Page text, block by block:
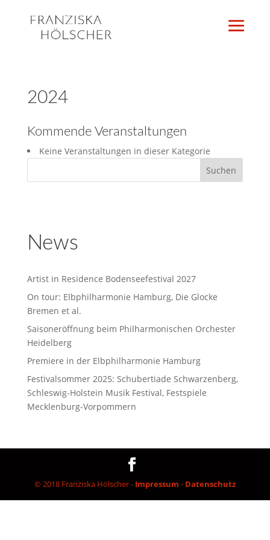
2024
Kommende Veranstaltungen
Keine Veranstaltungen in dieser Kategorie
News
Artist in Residence Bodenseefestival 2027
On tour: Elbphilharmonie Hamburg, Die Glocke
Bremen et al.
Saisoneröffnung beim Philharmonischen Orchester
Heidelberg
Premiere in der Elbphilharmonie Hamburg
Festivalsommer 2025: Schubertiade Schwarzenberg,
Schleswig-Holstein Musik Festival, Festspiele
Mecklenburg-Vorpommern
© 2018 Franziska Hölscher - Impressum - Datenschutz